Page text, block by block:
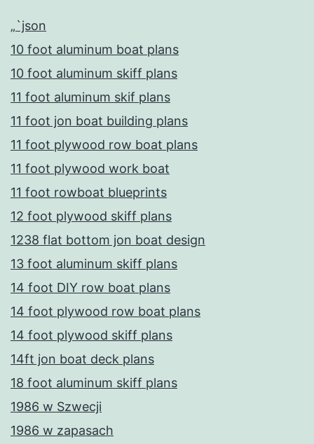
„`json
10 foot aluminum boat plans
10 foot aluminum skiff plans
11 foot aluminum skif plans
11 foot jon boat building plans
11 foot plywood row boat plans
11 foot plywood work boat
11 foot rowboat blueprints
12 foot plywood skiff plans
1238 flat bottom jon boat design
13 foot aluminum skiff plans
14 foot DIY row boat plans
14 foot plywood row boat plans
14 foot plywood skiff plans
14ft jon boat deck plans
18 foot aluminum skiff plans
1986 w Szwecji
1986 w zapasach